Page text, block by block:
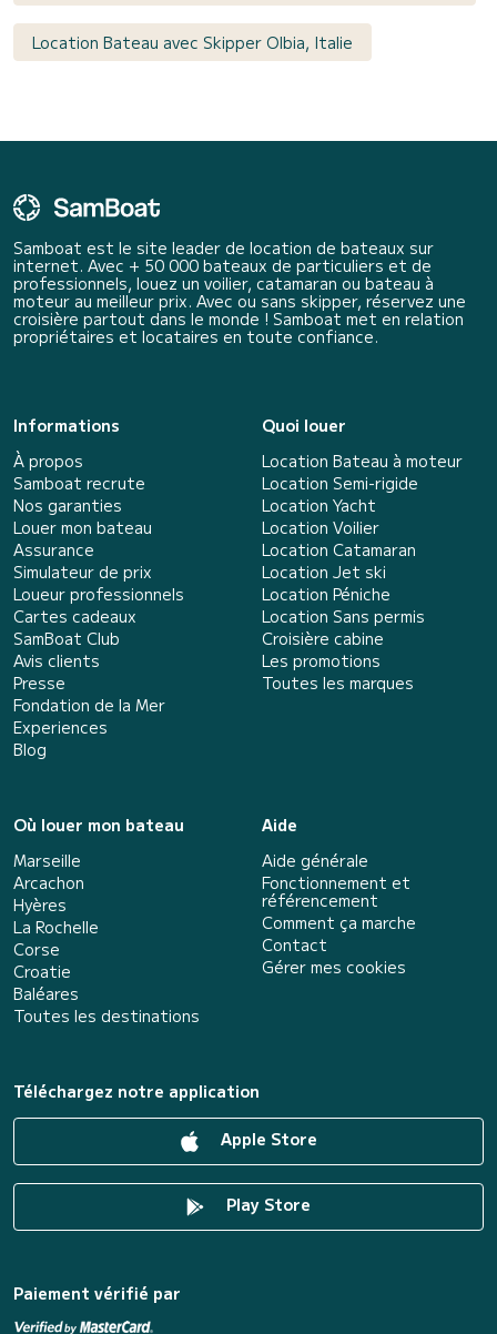
Location Bateau avec Skipper Olbia, Italie
Samboat est le site leader de location de bateaux sur
internet. Avec + 50 000 bateaux de particuliers et de
professionnels, louez un voilier, catamaran ou bateau à
moteur au meilleur prix. Avec ou sans skipper, réservez une
croisière partout dans le monde ! Samboat met en relation
propriétaires et locataires en toute confiance.
Informations
À propos
Samboat recrute
Nos garanties
Louer mon bateau
Assurance
Simulateur de prix
Loueur professionnels
Cartes cadeaux
SamBoat Club
Avis clients
Presse
Fondation de la Mer
Experiences
Blog
Quoi louer
Location Bateau à moteur
Location Semi-rigide
Location Yacht
Location Voilier
Location Catamaran
Location Jet ski
Location Péniche
Location Sans permis
Croisière cabine
Les promotions
Toutes les marques
Où louer mon bateau
Marseille
Arcachon
Hyères
La Rochelle
Corse
Croatie
Baléares
Toutes les destinations
Aide
Aide générale
Fonctionnement et
référencement
Comment ça marche
Contact
Gérer mes cookies
Téléchargez notre application
Apple Store
Play Store
Paiement vérifié par